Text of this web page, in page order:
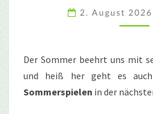
2. August 2026
Der Sommer beehrt uns mit
und heiß her geht es
Sommerspielen in der